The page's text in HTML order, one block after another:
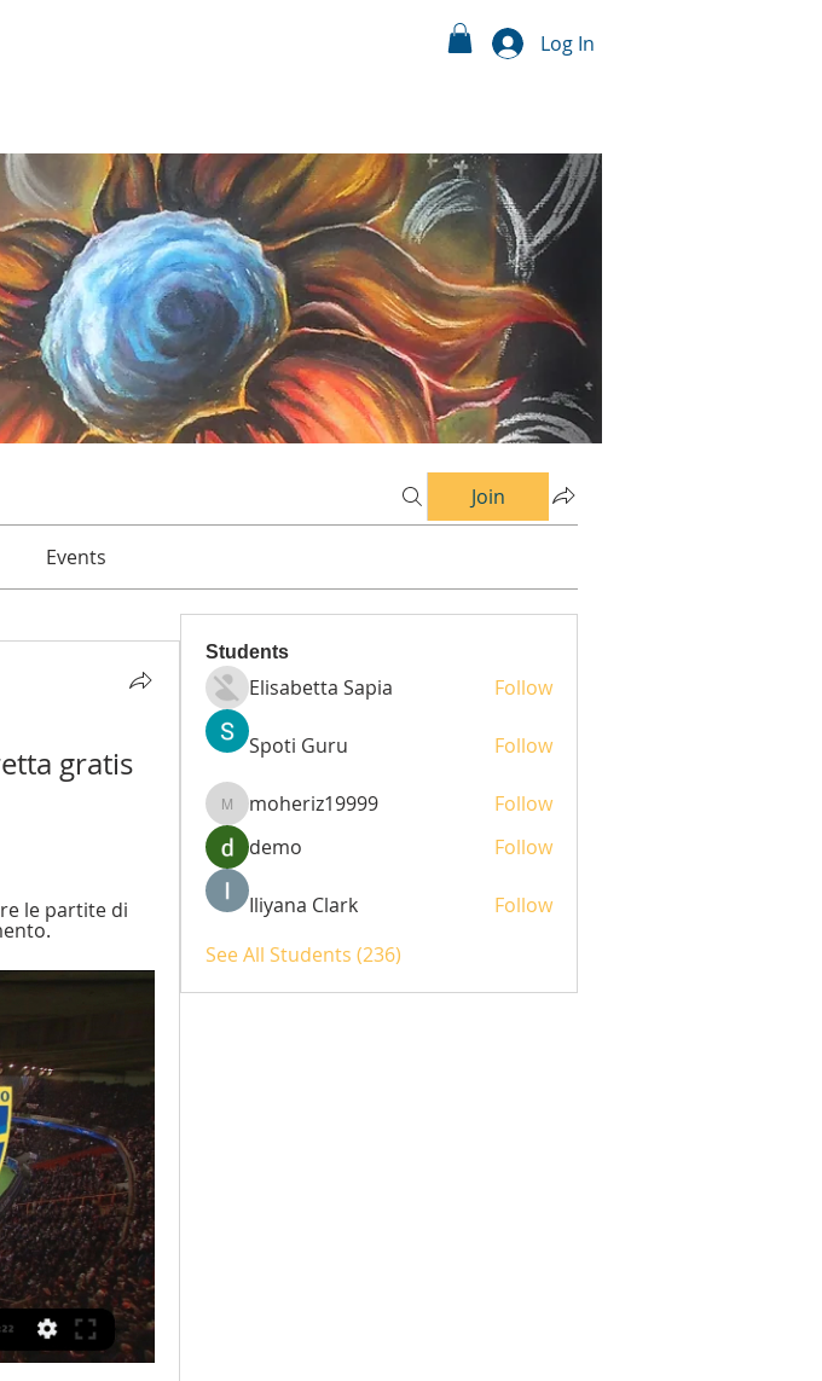
Log In
Join
Events
gratis
le partite di
Students
Elisabetta Sapia Follow
Spoti Guru Follow
moheriz19999
moheriz19999
Follow
demo
Follow
Iliyana Clark
Follow
See All Students (236)